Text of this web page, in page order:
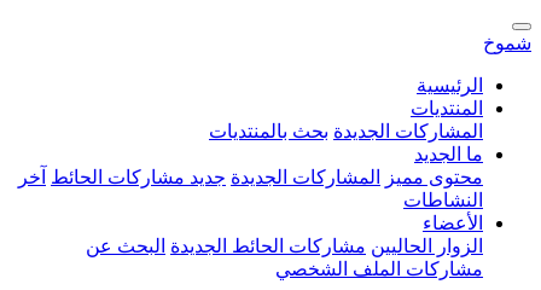
شموخ
الرئيسية
المنتديات
المشاركات الجديدة بحث بالمنتديات
ما الجديد
محتوى مميز
المشاركات الجديدة جديد مشاركات الحائط آخر
النشاطات
الأعضاء
الزوار الحاليين مشاركات الحائط الجديدة البحث عن
مشاركات الملف الشخصي